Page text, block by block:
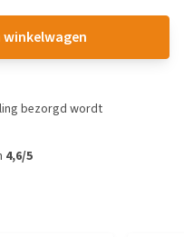
winkelwagen
bezorgd wordt
4,6/5